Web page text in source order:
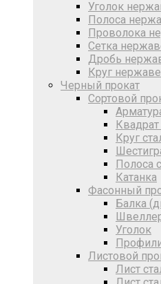
Уголок
Полоса
Проволока
Сетка
Дробь
Круг
Черный прокат
Сортовой
Квадрат
Круг
Полоса
Катанка
Фасонный
Балка
Уголок
Листовой
Лист